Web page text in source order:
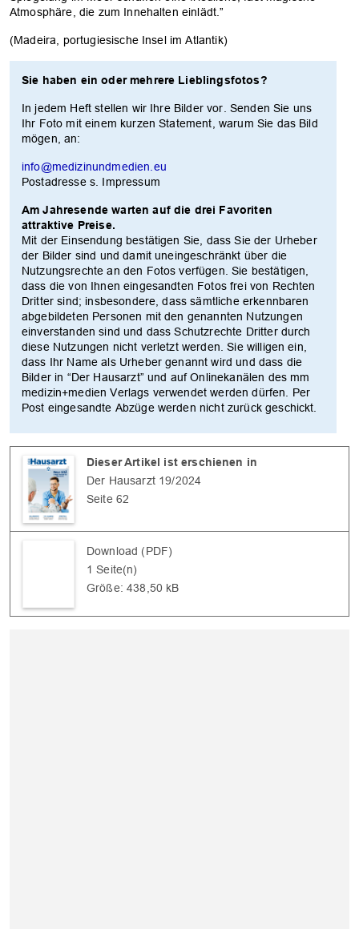
Atmosphäre, die zum Innehalten einlädt.”
(Madeira, portugiesische Insel im Atlantik)
Sie haben ein oder mehrere Lieblingsfotos?
In jedem Heft stellen wir Ihre Bilder vor. Senden Sie uns
Ihr Foto mit einem kurzen Statement, warum Sie das Bild
mögen, an:
info@medizinundmedien.eu
Postadresse s. Impressum
Am Jahresende warten auf die drei Favoriten
attraktive Preise.
Mit der Einsendung bestätigen Sie, dass Sie der Urheber
der Bilder sind und damit uneingeschränkt über die
Nutzungsrechte an den Fotos verfügen. Sie bestätigen,
dass die von Ihnen eingesandten Fotos frei von Rechten
Dritter sind; insbesondere, dass sämtliche erkennbaren
abgebildeten Personen mit den genannten Nutzungen
einverstanden sind und dass Schutzrechte Dritter durch
diese Nutzungen nicht verletzt werden. Sie willigen ein,
dass Ihr Name als Urheber genannt wird und dass die
Bilder in “Der Hausarzt” und auf Onlinekanälen des mm
medizin+medien Verlags verwendet werden dürfen. Per
Post eingesandte Abzüge werden nicht zurück geschickt.
Dieser Artikel ist erschienen in
Der Hausarzt 19/2024
Seite 62
Download (PDF)
1 Seite(n)
Größe: 438,50 kB